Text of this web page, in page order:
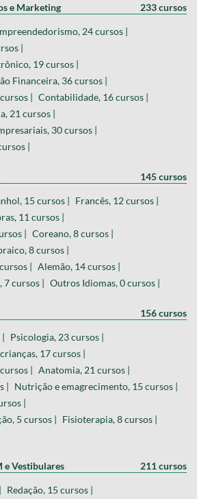
e Marketing 233 cursos
24 cursos |
|
19 cursos |
Financeira, 36 cursos |
| Contabilidade, 16 cursos |
21 cursos |
30 cursos |
|
145 cursos
15 cursos | Francês, 12 cursos |
11 cursos |
| Coreano, 8 cursos |
8 cursos |
| Alemão, 14 cursos |
7 cursos | Outros Idiomas, 0 cursos |
156 cursos
| Psicologia, 23 cursos |
17 cursos |
| Anatomia, 21 cursos |
| Nutrição e emagrecimento, 15 cursos |
|
5 cursos | Fisioterapia, 8 cursos |
e Vestibulares 211 cursos
Redação, 15 cursos |